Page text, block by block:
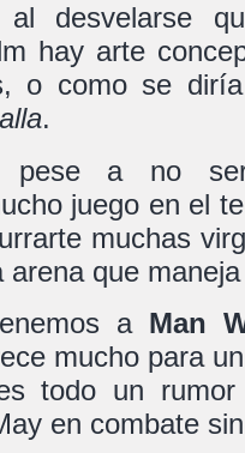
al desvelarse
hay arte
o como se
.
pese a no
juego en el
muchas
arena que
a Man
mucho para
todo un
en combate